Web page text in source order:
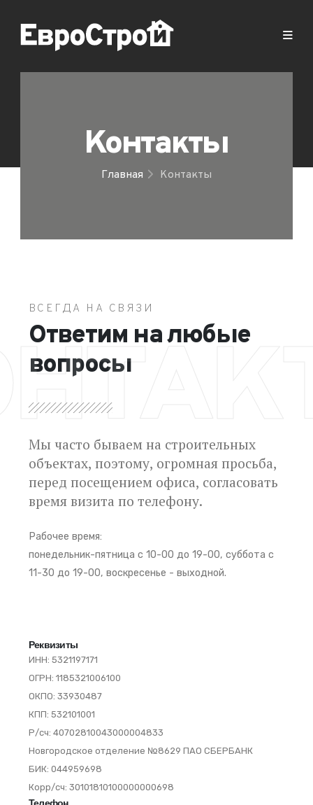
Контакты
Главная Контакты
ВСЕГДА НА СВЯЗИ
Ответим на любые
вопросы
Мы часто бываем на строительных
объектах, поэтому, огромная просьба,
перед посещением офиса, согласовать
время визита по телефону.
Рабочее время:
понедельник-пятница с 10-00 до 19-00, суббота с
11-30 до 19-00, воскресенье - выходной.
Реквизиты
ИНН: 5321197171
ОГРН: 1185321006100
ОКПО: 33930487
КПП: 532101001
Р/сч: 40702810043000004833
Новгородское отделение №8629 ПАО СБЕРБАНК
БИК: 044959698
Корр/сч: 30101810100000000698